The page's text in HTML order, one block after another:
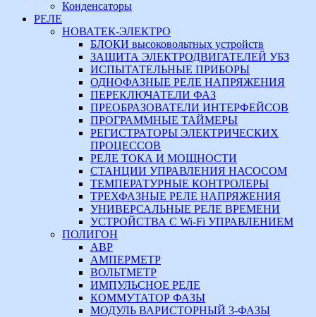
Конденсаторы
РЕЛЕ
НОВАТЕК-ЭЛЕКТРО
БЛОКИ высоковольтных устройств
ЗАЩИТА ЭЛЕКТРОДВИГАТЕЛЕЙ УБЗ
ИСПЫТАТЕЛЬНЫЕ ПРИБОРЫ
ОДНОФАЗНЫЕ РЕЛЕ НАПРЯЖЕНИЯ
ПЕРЕКЛЮЧАТЕЛИ ФАЗ
ПРЕОБРАЗОВАТЕЛИ ИНТЕРФЕЙСОВ
ПРОГРАММНЫЕ ТАЙМЕРЫ
РЕГИСТРАТОРЫ ЭЛЕКТРИЧЕСКИХ
ПРОЦЕССОВ
РЕЛЕ ТОКА И МОЩНОСТИ
СТАНЦИИ УПРАВЛЕНИЯ НАСОСОМ
ТЕМПЕРАТУРНЫЕ КОНТРОЛЕРЫ
ТРЕХФАЗНЫЕ РЕЛЕ НАПРЯЖЕНИЯ
УНИВЕРСАЛЬНЫЕ РЕЛЕ ВРЕМЕНИ
УСТРОЙСТВА С Wi-Fi УПРАВЛЕНИЕМ
ПОЛИГОН
АВР
АМПЕРМЕТР
ВОЛЬТМЕТР
ИМПУЛЬСНОЕ РЕЛЕ
КОММУТАТОР ФАЗЫ
МОДУЛЬ ВАРИСТОРНЫЙ 3-ФАЗЫ